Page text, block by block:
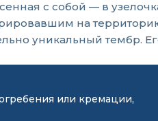
с собой — в
на
уникальный тембр.
или кремации,